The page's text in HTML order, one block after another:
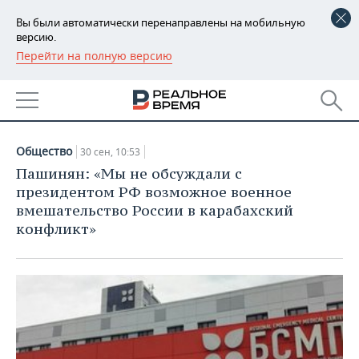
Вы были автоматически перенаправлены на мобильную
версию.
Перейти на полную версию
РЕГИОНЫ
БАШКОРТОСТАН
УДМУРТИЯ
НОВОСТИ
НОВОСТИ АНАЛИТИКИ
ДЕКЛАРАЦИИ О ДОХОДАХ
КОРОЛИ ГОСЗАКАЗА ПФО
ВУЗЫ ТАТАРСТАНА
КОМУ ПРИНАДЛЕЖАТ
ТОРГОВЫЕ ЦЕНТРЫ
ТАТАРСТАНА
ЭКОНОМИКА
НОВОСТИ ЭКОНОМИКИ
ФИНАНСЫ
БАНКИ
БЮДЖЕТ
ИНВЕСТИЦИИ
ПРОМЫШЛЕННОСТЬ
НОВОСТИ
МАШИНОСТРОЕНИЕ
НОВОСТИ НЕДВИЖИМОСТИ
АВТО
НОВОСТИ АВТО
БИЗНЕС
НОВОСТИ БИЗНЕСА
ТЕХНОЛОГИИ
30.09.2020
Общество 30 сен, 10:53
Пашинян: «Мы не обсуждали с
президентом РФ возможное военное
вмешательство России в карабахский
конфликт»